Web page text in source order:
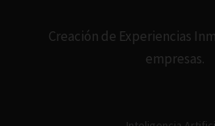
Creación de Experiencias
empresas.